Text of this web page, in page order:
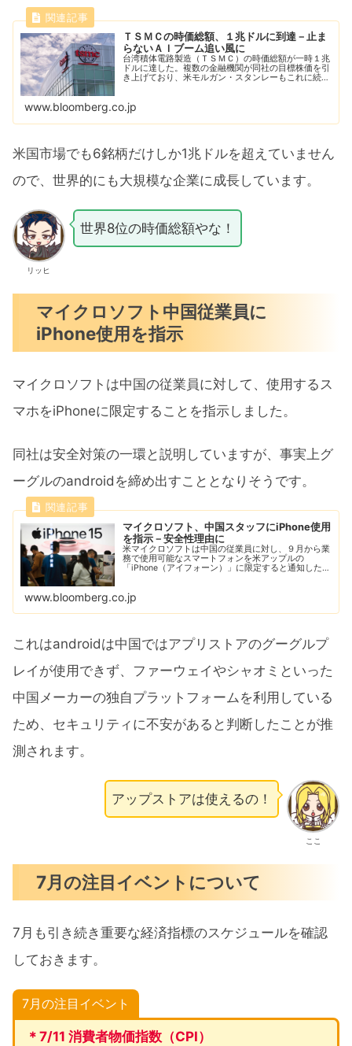
ＴＳＭＣの時価総額、１兆ドルに到達－止ま
らないＡＩブーム追い風に
台湾積体電路製造（ＴＳＭＣ）の時価総額が一時１兆
ドルに達した。複数の金融機関が同社の目標株価を引
き上げており、米モルガン・スタンレーもこれに続い
www.bloomberg.co.jp
米国市場でも6銘柄だけしか1兆ドルを超えていません
ので、世界的にも大規模な企業に成長しています。
リッヒ
世界8位の時価総額やな！
マイクロソフト中国従業員に
iPhone使用を指示
マイクロソフトは中国の従業員に対して、使用するス
マホをiPhoneに限定することを指示しました。
同社は安全対策の一環と説明していますが、事実上グ
ーグルのandroidを締め出すこととなりそうです。
マイクロソフト、中国スタッフにiPhone使用
を指示－安全性理由に
米マイクロソフトは中国の従業員に対し、９月から業
務で使用可能なスマートフォンを米アップルの
「iPhone（アイフォーン）」に限定すると通知した。
www.bloomberg.co.jp
これはandroidは中国ではアプリストアのグーグルプ
レイが使用できず、ファーウェイやシャオミといった
中国メーカーの独自プラットフォームを利用している
ため、セキュリティに不安があると判断したことが推
測されます。
ここ
アップストアは使えるの！
7月の注目イベントについて
7月も引き続き重要な経済指標のスケジュールを確認
しておきます。
7月の注目イベント
＊7/11 消費者物価指数（CPI）